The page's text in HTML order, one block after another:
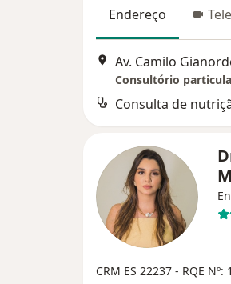
Endereço
Av. Camilo
Consultório
Consulta de
CRM ES 22237 - RQE Nº: